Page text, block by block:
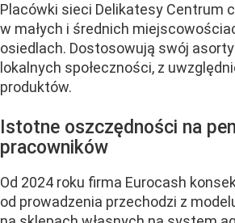
Placówki sieci Delikatesy Centrum
w małych i średnich
osiedlach. Dostosowują swój
lokalnych społeczności, z
produktów.
Istotne oszczędności na
pracowników
Od 2024 roku firma Eurocash
od prowadzenia przechodzi z